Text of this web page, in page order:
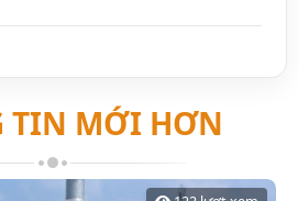
việc theo sự phân công
về chất lượng và tiến độ
TIN MỚI HƠN